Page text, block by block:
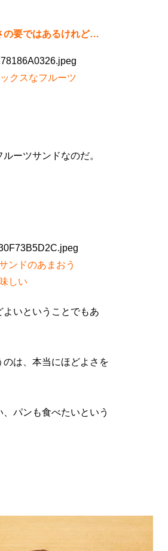
の要ではあるけれど…
クスなフルーツ
ーツサンドなのだ。
ンドのあまおう
しい
いということでもあ
は、本当にほどよさを
パンも食べたいという